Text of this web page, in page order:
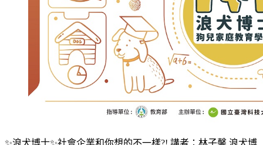
✨️浪犬博士✨️社會企業和你想的不一樣?! 講者：林子馨 浪犬博